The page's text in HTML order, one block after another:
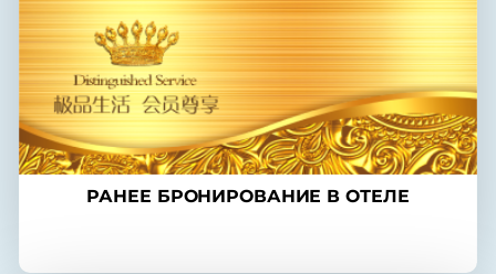
РАНЕЕ БРОНИРОВАНИЕ В ОТЕЛЕ